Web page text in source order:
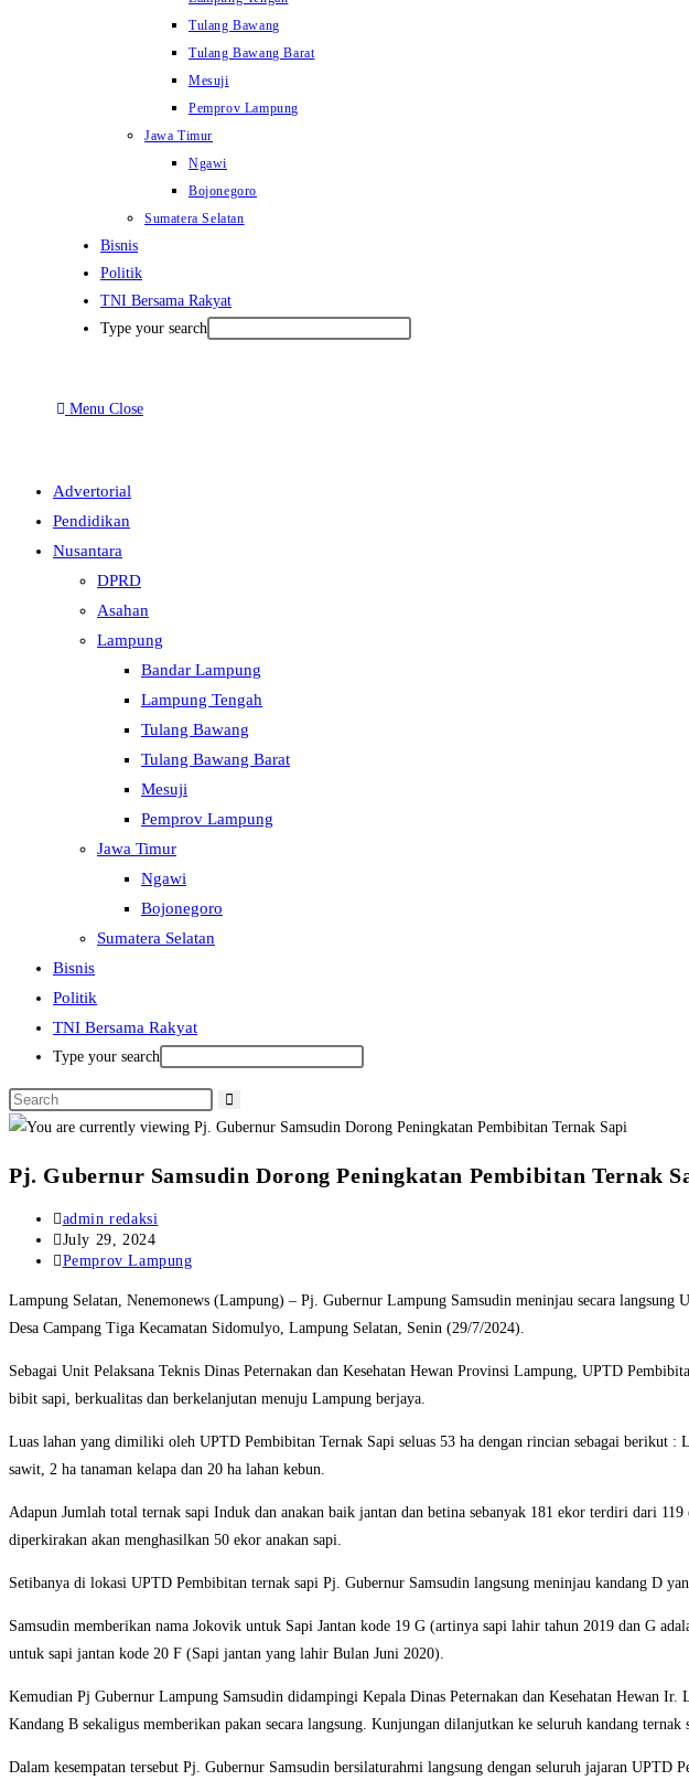
Tulang Bawang
Tulang Bawang Barat
Mesuji
Pemprov Lampung
Jawa Timur
Ngawi
Bojonegoro
Sumatera Selatan
Bisnis
Politik
TNI Bersama Rakyat
Type your search
Menu Close
Advertorial
Pendidikan
Nusantara
DPRD
Asahan
Lampung
Bandar Lampung
Lampung Tengah
Tulang Bawang
Tulang Bawang Barat
Mesuji
Pemprov Lampung
Jawa Timur
Ngawi
Bojonegoro
Sumatera Selatan
Bisnis
Politik
TNI Bersama Rakyat
Type your search
Pj. Gubernur Samsudin Dorong Peningkatan Pembibitan Ternak
Post
author:
admin redaksi
Post
published:
July 29, 2024
Post
Pemprov Lampung
Lampung Selatan, Nenemonews (Lampung) – Pj. Gubernur Lampung Samsudin meninjau secara
Desa Campang Tiga Kecamatan Sidomulyo, Lampung Selatan, Senin (29/7/2024).
Sebagai Unit Pelaksana Teknis Dinas Peternakan dan Kesehatan Hewan Provinsi Lampung, UPTD
bibit sapi, berkualitas dan berkelanjutan menuju Lampung berjaya.
Luas lahan yang dimiliki oleh UPTD Pembibitan Ternak Sapi seluas 53 ha dengan rincian sebagai berikut
sawit, 2 ha tanaman kelapa dan 20 ha lahan kebun.
Adapun Jumlah total ternak sapi Induk dan anakan baik jantan dan betina sebanyak 181 ekor terdiri dari
diperkirakan akan menghasilkan 50 ekor anakan sapi.
Setibanya di lokasi UPTD Pembibitan ternak sapi Pj. Gubernur Samsudin langsung meninjau kandang D
Samsudin memberikan nama Jokovik untuk Sapi Jantan kode 19 G (artinya sapi lahir tahun 2019 dan G
untuk sapi jantan kode 20 F (Sapi jantan yang lahir Bulan Juni 2020).
Kemudian Pj Gubernur Lampung Samsudin didampingi Kepala Dinas Peternakan dan Kesehatan
Kandang B sekaligus memberikan pakan secara langsung. Kunjungan dilanjutkan ke seluruh kandang
Dalam kesempatan tersebut Pj. Gubernur Samsudin bersilaturahmi langsung dengan seluruh jajaran UPTD